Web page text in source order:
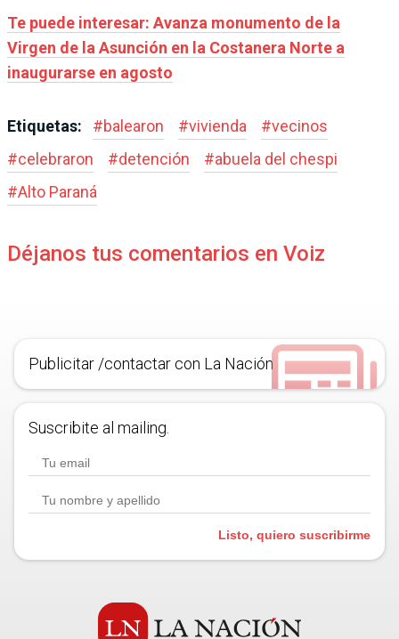
Te puede interesar: Avanza monumento de la
Virgen de la Asunción en la Costanera Norte a
inaugurarse en agosto
Etiquetas: #balearon #vivienda #vecinos
#celebraron #detención #abuela del chespi
#Alto Paraná
Déjanos tus comentarios en Voiz
Publicitar /contactar con La Nación
Suscribite al mailing.
Listo, quiero suscribirme